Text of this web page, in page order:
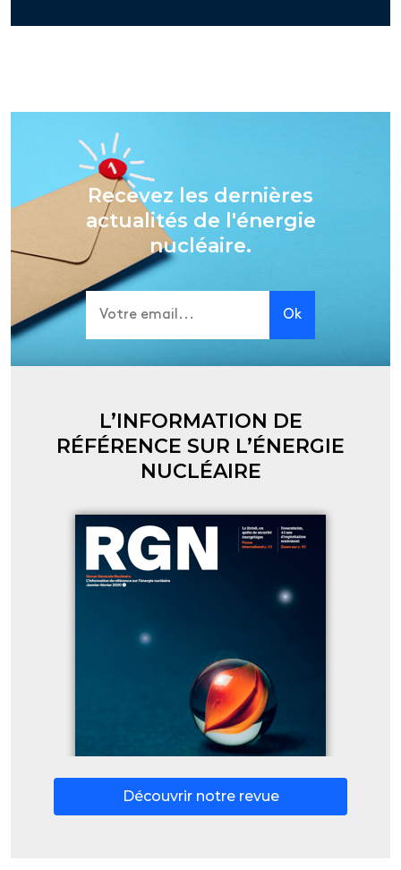
Recevez les dernières
actualités de l'énergie
nucléaire.
L’INFORMATION DE
RÉFÉRENCE SUR L’ÉNERGIE
NUCLÉAIRE
Découvrir notre revue